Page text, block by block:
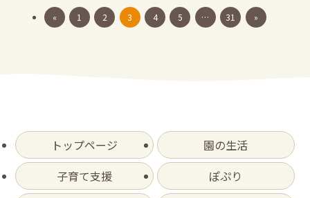
« 1 2 3 4 5 … 31 »
トップページ
園の生活
子育て支援
ぽぷり